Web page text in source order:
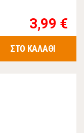
3,99 €
ΣΤΟ ΚΑΛΑΘΙ